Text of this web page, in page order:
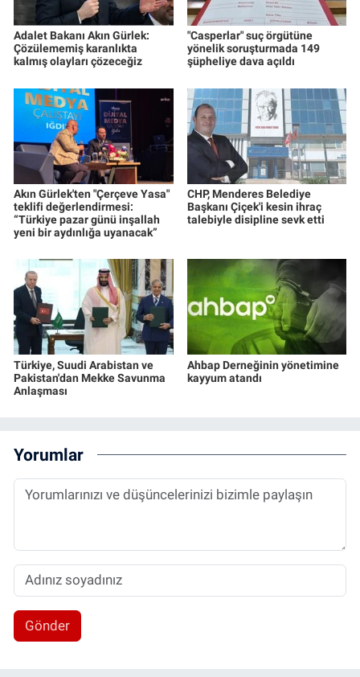
Adalet Bakanı Akın Gürlek:
Çözülememiş karanlıkta
kalmış olayları çözeceğiz
"Casperlar" suç örgütüne
yönelik soruşturmada 149
şüpheliye dava açıldı
Akın Gürlek'ten "Çerçeve Yasa"
teklifi değerlendirmesi:
“Türkiye pazar günü inşallah
yeni bir aydınlığa uyanacak”
CHP, Menderes Belediye
Başkanı Çiçek'i kesin ihraç
talebiyle disipline sevk etti
Türkiye, Suudi Arabistan ve
Pakistan'dan Mekke Savunma
Anlaşması
Ahbap Derneğinin yönetimine
kayyum atandı
Yorumlar
Gönder